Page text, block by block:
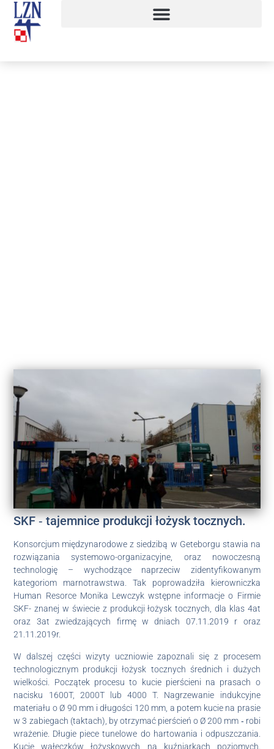
SKF ‑ tajemnice produkcji łożysk tocznych.
Konsorcjum międzynarodowe z siedzibą w Geteborgu stawia na
rozwiązania systemowo-organizacyjne, oraz nowoczesną
technologię – wychodzące naprzeciw zidentyfikowanym
kategoriom marnotrawstwa. Tak poprowadziła kierowniczka
Human Resorce Monika Lewczyk wstępne informacje o Firmie
SKF- znanej w świecie z produkcji łożysk tocznych, dla klas 4at
oraz 3at zwiedzających firmę w dniach 07.11.2019 r oraz
21.11.2019r.
W dalszej części wizyty uczniowie zapoznali się z procesem
technologicznym produkcji łożysk tocznych średnich i dużych
wielkości. Początek procesu to kucie pierścieni na prasach o
nacisku 1600T, 2000T lub 4000 T. Nagrzewanie indukcyjne
materiału o Ø 90 mm i długości 120 mm, a potem kucie na prasie
w 3 zabiegach (taktach), by otrzymać pierścień o Ø 200 mm ‑ robi
wrażenie. Długie piece tunelowe do hartowania i odpuszczania.
Kucie wałeczków łożyskowych na kuźniarkach poziomych.